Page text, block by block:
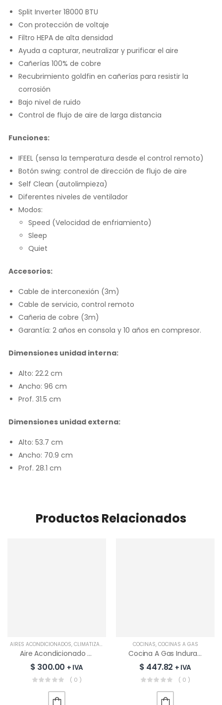
Split Inverter 18000 BTU
Con protección de voltaje
Filtro HEPA de alta densidad
Ayuda a capturar, neutralizar y purificar el aire
Cañerías 100% de cobre
Recubrimiento goldfin en cañerías para resistir la
corrosión
Bajo nivel de ruido
Control de flujo de aire de larga distancia
Funciones:
IFEEL (sensa la temperatura desde el control remoto)
Botón swing: control de dirección de flujo de aire
Self Clean (autolimpieza)
Diferentes niveles de ventilador
Modos:
Speed (Velocidad de enfriamiento)
Sleep
Quiet
Accesorios:
Cable de interconexión (3m)
Cable de servicio, control remoto
Cañeria de cobre (3m)
Garantía: 2 años en consola y 10 años en compresor.
Dimensiones unidad interna:
Alto: 22.2 cm
Ancho: 96 cm
Prof. 31.5 cm
Dimensiones unidad externa:
Alto: 53.7 cm
Ancho: 70.9 cm
Prof. 28.1 cm
Productos Relacionados
AIRES ACONDICIONADOS, CLIMATIZACIÓN
Aire Acondicionado Split CHIQ CSC-18BA | 18000 BTU
$ 300.00 + IVA
( 0 )
COCINAS, COCINAS A GAS
Cocina A Gas Indurama Turín Zafiro | Croma
$ 447.82 + IVA
( 0 )